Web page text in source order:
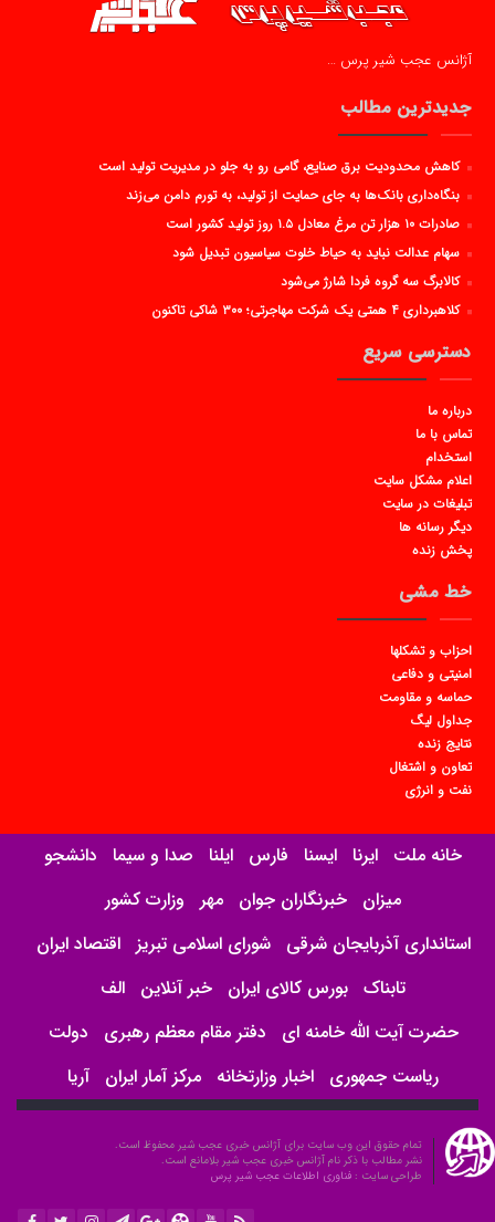
آژانس عجب شیر پرس …
جدیدترین مطالب
کاهش محدودیت برق صنایع، گامی رو به جلو در مدیریت تولید است
بنگاه‌داری بانک‌ها به جای حمایت از تولید، به تورم دامن می‌زند
صادرات ۱۰ هزار تن مرغ معادل ۱.۵ روز تولید کشور است
سهام عدالت نباید به حیاط خلوت سیاسیون تبدیل شود
کالابرگ سه گروه فردا شارژ می‌شود
کلاهبرداری ۴ همتی یک شرکت مهاجرتی؛ ۳۰۰ شاکی تاکنون
دسترسی سریع
درباره ما
تماس با ما
استخدام
اعلام مشکل سایت
تبلیغات در سایت
دیگر رسانه ها
پخش زنده
خط مشی
احزاب و تشکلها
امنیتی و دفاعی
حماسه و مقاومت
جداول لیگ
نتایج زنده
تعاون و اشتغال
نفت و انرژی
خانه ملت ایرنا ایسنا فارس ایلنا صدا و سیما دانشجو
میزان خبرنگاران جوان مهر وزارت کشور
استانداری آذربایجان شرقی
شورای اسلامی تبریز اقتصاد ایران
تابناک بورس کالای ایران خبر آنلاین الف
حضرت آیت الله خامنه ای
دفتر مقام معظم رهبری
دولت
ریاست جمهوری اخبار وزارتخانه مرکز آمار ایران آریا
تمام حقوق این وب سایت برای آژانس خبری عجب شیر محفوظ است.
نشر مطالب با ذکر نام آژانس خبری عجب شیر بلامانع است.
طراحی سایت : فناوری اطلاعات عجب شیر پرس